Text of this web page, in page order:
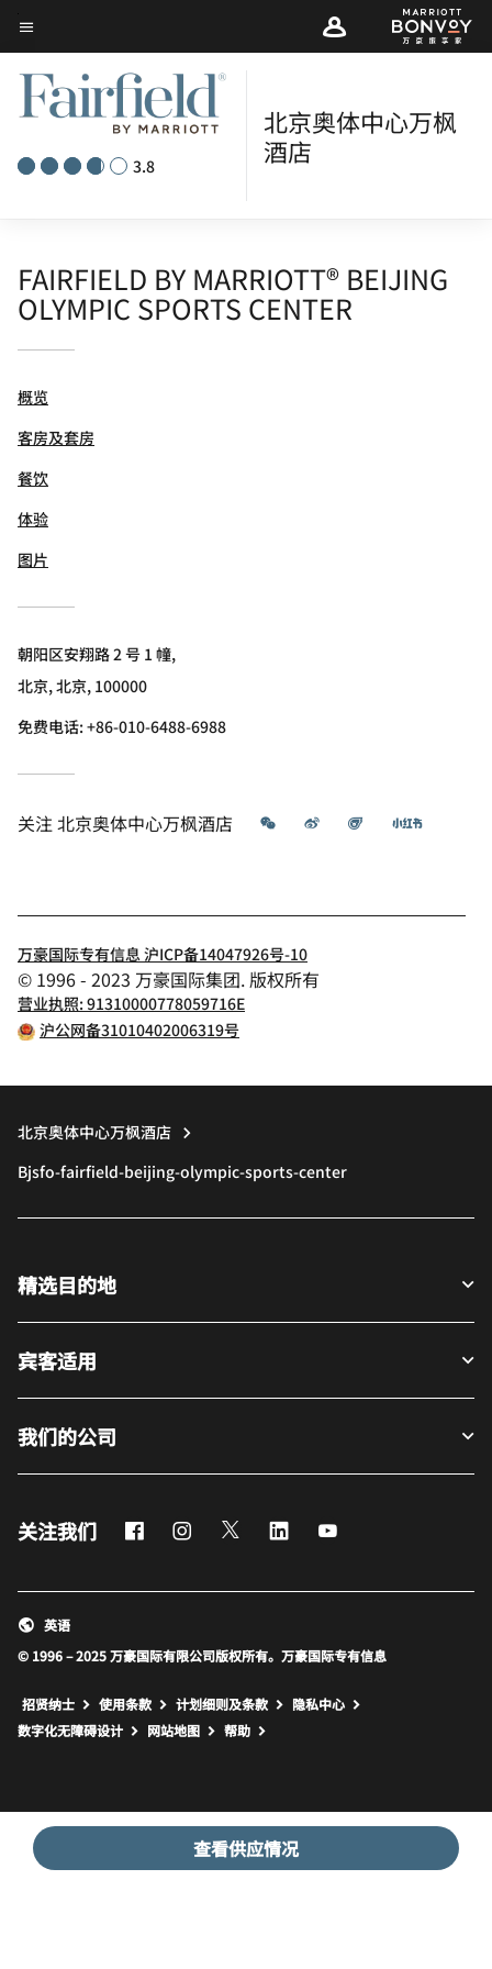
Skip
to
main
content
菜单文本
3.8
北京奥体中心万枫
酒店
查看供应情况
FAIRFIELD BY MARRIOTT® BEIJING
OLYMPIC SPORTS CENTER
概览
客房及套房
餐饮
体验
图片
朝阳区安翔路 2 号 1 幢,
北京, 北京, 100000
免费电话:+86-010-6488-6988
关注北京奥体中心万枫酒店 微信 微博 飞猪 小红书
万豪国际专有信息 沪ICP备14047926号-10
© 1996 - 2023 万豪国际集团. 版权所有
营业执照: 91310000778059716E
沪公网备31010402006319号
北京奥体中心万枫酒店
Bjsfo-fairfield-beijing-olympic-sports-center
精选目的地
宾客适用
我们的公司
关注我们 FacebookInstagram
Twitter LinkedIn
© 1996 – 2025 万豪国际有限公司版权所有。万豪国际专有信息
英语
招贤纳士 使用条款 计划细则及条款
隐私中心
数字化无障碍设计
网站地图 打开新窗口
帮助